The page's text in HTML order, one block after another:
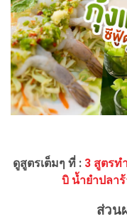
ดูสูตรเต็มๆ ที่ : 3 สูตรท
บิ น้ำยำปลา
ส่วน